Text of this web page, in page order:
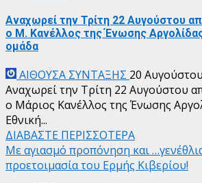
Αναχωρεί την Τρίτη 22 Αυγούστου
ο Μ. Κανέλλος της Ένωσης
ομάδα
ΑΙΘΟΥΣΑ ΣΥΝΤΑΞΗΣ 20
Αναχωρεί την Τρίτη 22 Αυγούστου
ο Μάριος Κανέλλος της Ένωσης
Εθνική...
ΔΙΑΒΑΣΤΕ ΠΕΡΙΣΣΟΤΕΡΑ
Με αγιασμό προπόνηση και
προετοιμασία του Ερμής Κιβερίου!